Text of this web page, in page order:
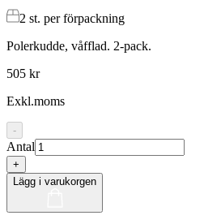
2 st. per förpackning
Polerkudde, våfflad. 2-pack.
505 kr
Exkl.moms
-
Antal
+
Lägg i varukorgen